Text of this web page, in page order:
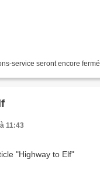
service seront encore
11:43